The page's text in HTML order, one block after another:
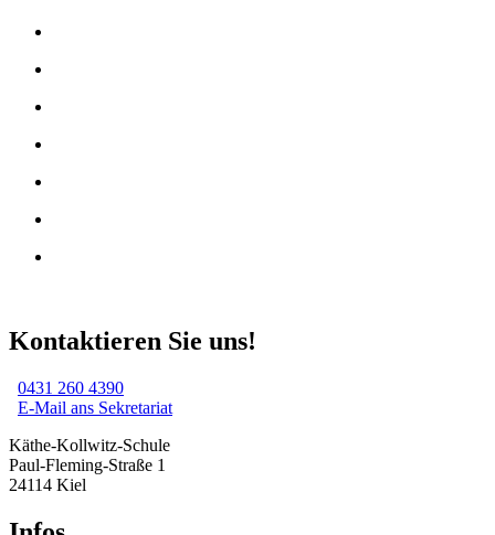
Kontaktieren Sie uns!
0431 260 4390
E-Mail ans Sekretariat
Käthe-Kollwitz-Schule
Paul-Fleming-Straße 1
24114 Kiel